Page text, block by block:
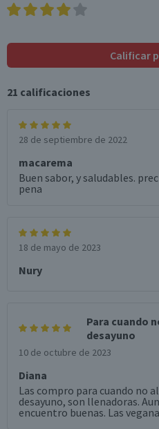
Válida hasta su fecha de
Calificar
21 calificaciones
28 de septiembre de 2022
macarema
Buen sabor, y saludables.
pena
18 de mayo de 2023
Nury
Para cuando
desayuno
10 de octubre de 2023
Diana
Las compro para cuando no
desayuno, son llenadoras.
encuentro buenas. Las